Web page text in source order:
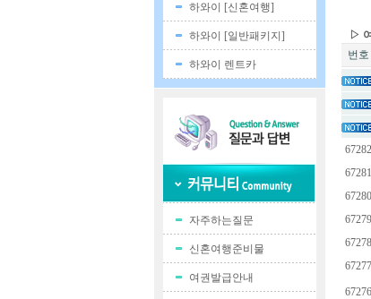
하와이 [신혼여행]
하와이 [일반패키지]
하와이 렌트카
자주하는질문
신혼여행준비물
여권발급안내
▷
번호
67282
67281
67280
67279
67278
67277
67276